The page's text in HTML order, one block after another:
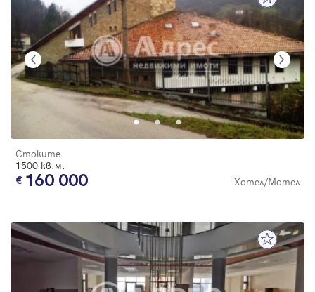
Стоките
1500 кв.м.
160 000 Хотел/Мотел